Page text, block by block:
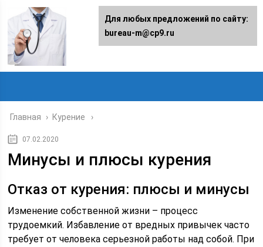
Главная › Курение
07.02.2020
Минусы и плюсы курения
Отказ от курения: плюсы и минусы
Изменение собственной жизни – процесс
трудоемкий. Избавление от вредных привычек часто
требует от человека серьезной работы над собой. При
Для любых предложений по сайту:
bureau-m@cp9.ru